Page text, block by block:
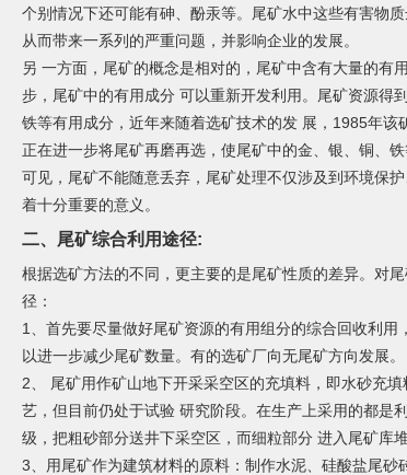
个别情况下还可能有砷、酚汞等。尾矿水中这些有害物
从而带来一系列的严重问题，并影响企业的发展。
另 一方面，尾矿的概念是相对的，尾矿中含有大量的有
步，尾矿中的有用成分 可以重新开发利用。尾矿资源得
铁等有用成分，近年来随着选矿技术的发 展，1985年
正在进一步将尾矿再磨再选，使尾矿中的金、银、铜、
可见，尾矿不能随意丢弃，尾矿处理不仅涉及到环境保
着十分重要的意义。
二、尾矿综合利用途径:
根据选矿方法的不同，更主要的是尾矿性质的差异。对
径：
1、首先要尽量做好尾矿资源的有用组分的综合回收利
以进一步减少尾矿数量。有的选矿厂向无尾矿方向发展。
2、 尾矿用作矿山地下开采采空区的充填料，即水砂充
艺，但目前仍处于试验 研究阶段。在生产上采用的都是
级，把粗砂部分送井下采空区，而细粒部分 进入尾矿库
3、用尾矿作为建筑材料的原料：制作水泥、硅酸盐尾